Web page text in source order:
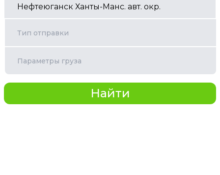
Тип отправки
Параметры груза
Найти